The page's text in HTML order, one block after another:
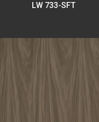
LW 733-SFT